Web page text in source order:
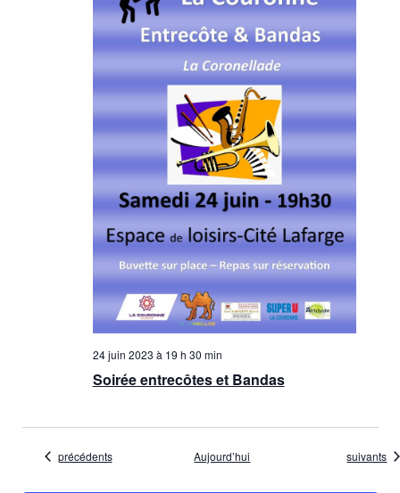
Soirée entrecôtes et Bandas
24 juin 2023 à 19 h 30 min
Évènements
précédents Aujourd’hui suivants